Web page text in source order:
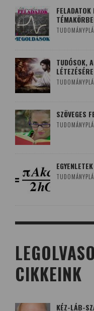
FELADATOK
TUDÓSOK,
LÉTEZÉSÉRE
SZÖVEGES
CIKKEINK
KÉZ-LÁB-